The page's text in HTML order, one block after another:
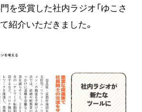
を受賞した社内ラジオ「ゆこさ
紹介いただきました。